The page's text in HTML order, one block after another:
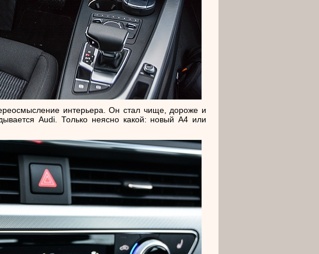
интерьера. Он стал чище, дороже и
Audi. Только неясно какой: новый A4 или